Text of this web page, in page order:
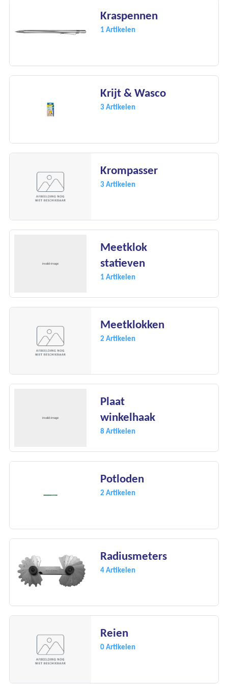
Ons assortiment
Onze diensten
Over Kalkhuis
Kraspennen
1 Artikelen
Krijt & Wasco
3 Artikelen
Krompasser
3 Artikelen
Meetklok
statieven
1 Artikelen
Meetklokken
2 Artikelen
Plaat
winkelhaak
8 Artikelen
Potloden
2 Artikelen
Radiusmeters
4 Artikelen
Reien
0 Artikelen